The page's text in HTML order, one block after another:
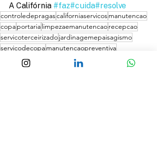
A Califórnia #faz#cuida#resolve
controledepragascaliforniaservicosmanutencao
copaportarialimpezaemanutencaorecepcao
servicoterceirizadojardinagemepaisagismo
servicodecopamanutencaopreventiva
limpezaespecial
limpezaaerea
terceirizacao
servicodeseguranca
limpezapredial